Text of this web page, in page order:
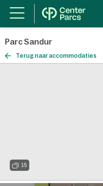
Parc Sandur
Terug naar accommodaties
15